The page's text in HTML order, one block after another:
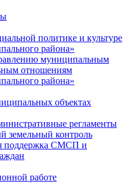
политике и культуре
района»
муниципальным
отношениям
района»
объектах
регламенты
земельный контроль
поддержка СМСП и
работе